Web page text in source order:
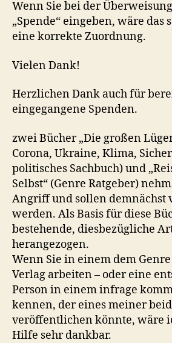
Wenn Sie bei der
„Spende“ eingeben, wäre
eine korrekte Zuordnung.
Vielen Dank!
Herzlichen Dank auch für
eingegangene Spenden.
zwei Bücher „Die großen
Corona, Ukraine, Klima,
politisches Sachbuch) und
Selbst“ (Genre Ratgeber)
Angriff und sollen demnächst
werden. Als Basis für diese
bestehende, diesbezügliche
herangezogen.
Wenn Sie in einem dem
Verlag arbeiten – oder eine
Person in einem infrage
kennen, der eines meiner
veröffentlichen könnte, wäre
Hilfe sehr dankbar.